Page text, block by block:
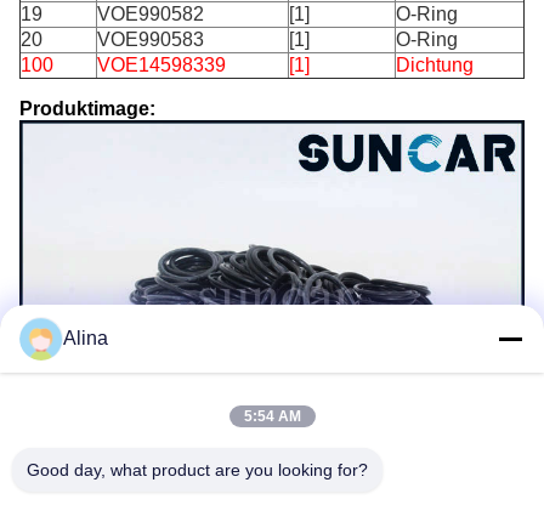
19
VOE990582 [1]
O-Ring
20
VOE990583 [1]
O-Ring
100
VOE14598339 [1] Dichtung
Produktimage:
Alina
5:54 AM
Good day, what product are you looking for?